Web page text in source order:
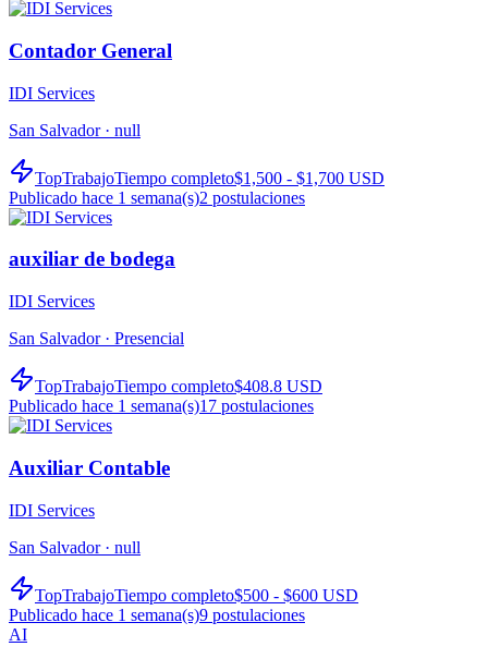
Contador General
IDI Services
San Salvador · null
TopTrabajoTiempo completo$1,500 - $1,700 USD
Publicado hace 1 semana(s)2 postulaciones
auxiliar de bodega
IDI Services
San Salvador · Presencial
TopTrabajoTiempo completo$408.8 USD
Publicado hace 1 semana(s)17 postulaciones
Auxiliar Contable
IDI Services
San Salvador · null
TopTrabajoTiempo completo$500 - $600 USD
Publicado hace 1 semana(s)9 postulaciones
AI